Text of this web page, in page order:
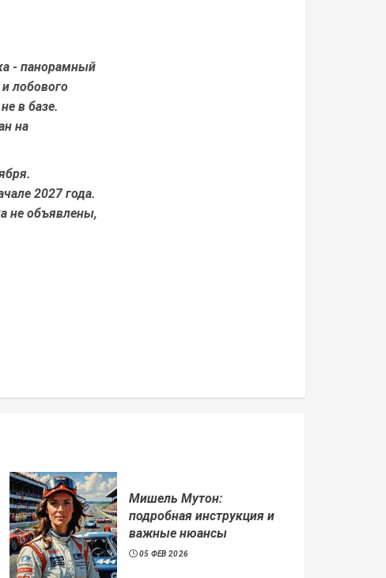
- панорамный
лобового
в базе.
на
2027 года.
не объявлены,
Мишель Мутон:
подробная инструкция и
важные нюансы
05 ФЕВ 2026